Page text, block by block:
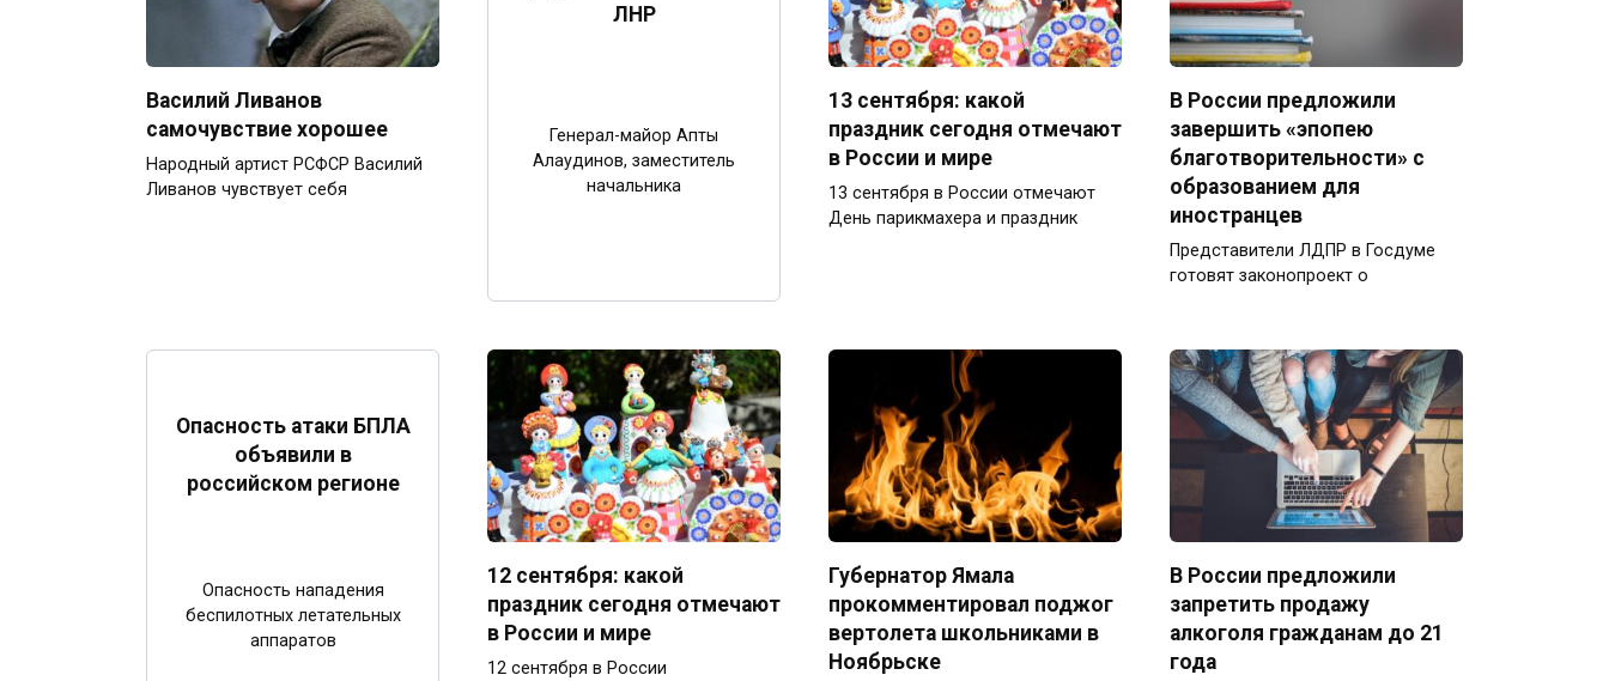
Василий Ливанов
самочувствие хорошее
Народный артист РСФСР Василий
Ливанов чувствует себя
ЛНР
Генерал-майор Апты
Алаудинов, заместитель
начальника
13 сентября: какой
праздник сегодня отмечают
в России и мире
13 сентября в России отмечают
День парикмахера и праздник
В России предложили
завершить «эпопею
благотворительности» с
образованием для
иностранцев
Представители ЛДПР в Госдуме
готовят законопроект о
Опасность атаки БПЛА
объявили в
российском регионе
Опасность нападения
беспилотных летательных
аппаратов
12 сентября: какой
праздник сегодня отмечают
в России и мире
12 сентября в России
Губернатор Ямала
прокомментировал поджог
вертолета школьниками в
Ноябрьске
В России предложили
запретить продажу
алкоголя гражданам до 21
года